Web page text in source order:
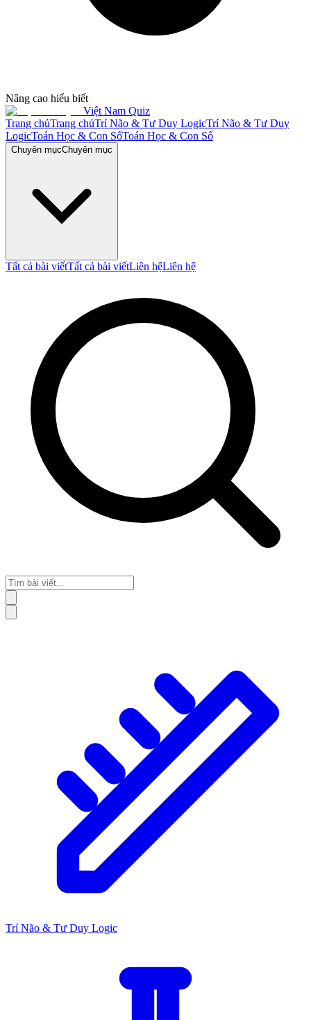
Nâng cao hiểu biết
Việt Nam Quiz
Trang chủTrang chủTrí Não & Tư Duy LogicTrí Não & Tư Duy
LogicToán Học & Con SốToán Học & Con Số
Chuyên mụcChuyên mục
Tất cả bài viếtTất cả bài viếtLiên hệLiên hệ
Trí Não & Tư Duy Logic